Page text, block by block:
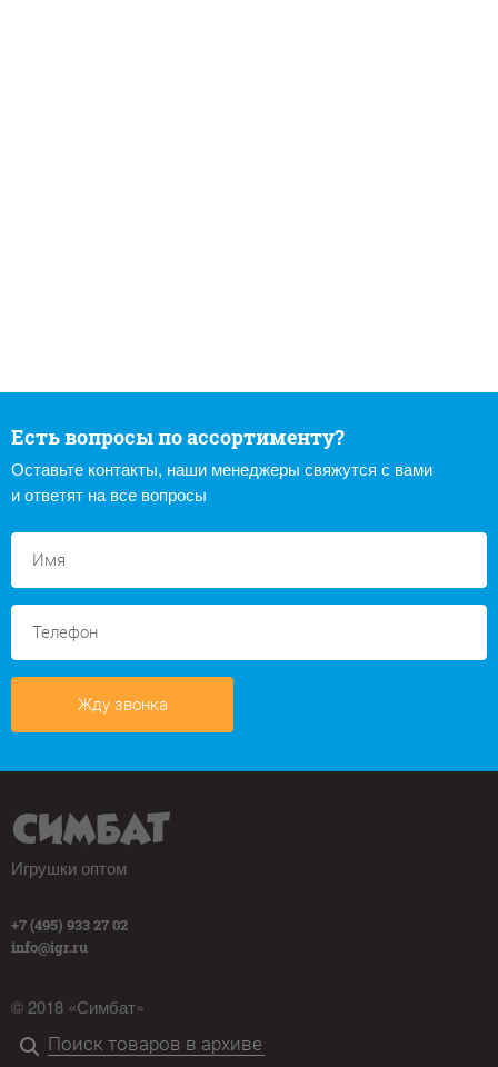
Есть вопросы по ассортименту?
Оставьте контакты, наши менеджеры свяжутся с вами
и ответят на все вопросы
Жду звонка
Игрушки оптом
+7 (495) 933 27 02
info@igr.ru
© 2018 «Симбат»